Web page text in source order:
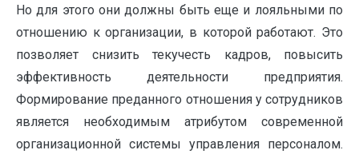
Но для этого они должны быть еще и лояльными по
отношению к организации, в которой работают. Это
позволяет снизить текучесть кадров, повысить
эффективность деятельности предприятия.
Формирование преданного отношения у сотрудников
является необходимым атрибутом современной
организационной системы управления персоналом.